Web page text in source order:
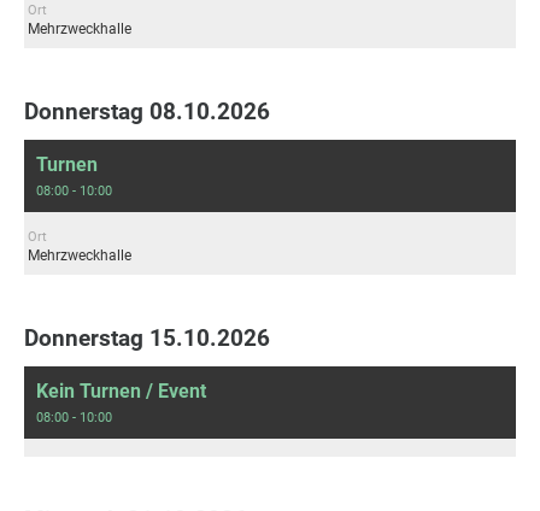
Ort
Mehrzweckhalle
Donnerstag 08.10.2026
Turnen
08:00 - 10:00
Ort
Mehrzweckhalle
Donnerstag 15.10.2026
Kein Turnen / Event
08:00 - 10:00